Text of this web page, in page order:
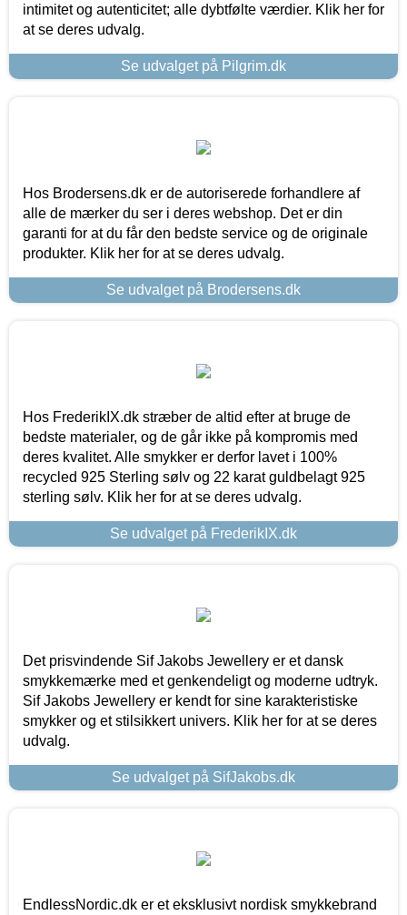
intimitet og autenticitet; alle dybtfølte værdier. Klik her for
at se deres udvalg.
Se udvalget på Pilgrim.dk
Hos Brodersens.dk er de autoriserede forhandlere af
alle de mærker du ser i deres webshop. Det er din
garanti for at du får den bedste service og de originale
produkter. Klik her for at se deres udvalg.
Se udvalget på Brodersens.dk
Hos FrederikIX.dk stræber de altid efter at bruge de
bedste materialer, og de går ikke på kompromis med
deres kvalitet. Alle smykker er derfor lavet i 100%
recycled 925 Sterling sølv og 22 karat guldbelagt 925
sterling sølv. Klik her for at se deres udvalg.
Se udvalget på FrederikIX.dk
Det prisvindende Sif Jakobs Jewellery er et dansk
smykkemærke med et genkendeligt og moderne udtryk.
Sif Jakobs Jewellery er kendt for sine karakteristiske
smykker og et stilsikkert univers. Klik her for at se deres
udvalg.
Se udvalget på SifJakobs.dk
EndlessNordic.dk er et eksklusivt nordisk smykkebrand